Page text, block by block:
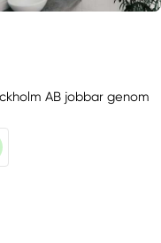
AB jobbar genom